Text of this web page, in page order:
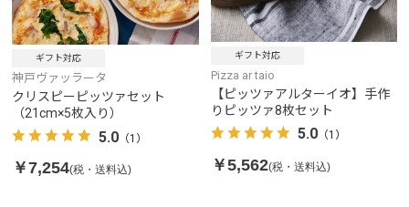
ギフト対応
神戸ヴァッラータ
クリスピーピッツァセット
（21cm×5枚入り）
5.0 （1）
￥7,254(税・送料込)
ギフト対応
Pizza ar taio
【ピッツァアルターイオ】手作
りピッツァ8枚セット
5.0（1）
￥5,562(税・送料込)